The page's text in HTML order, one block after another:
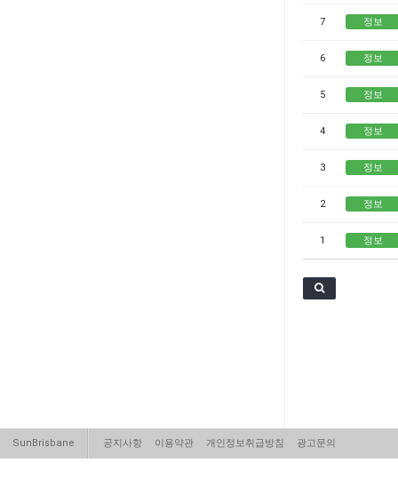
7 정보
6 정보
5 정보
4 정보
3 정보
2 정보
1 정보
SunBrisbane 공지사항 이용약관 개인정보취급방침 광고문의